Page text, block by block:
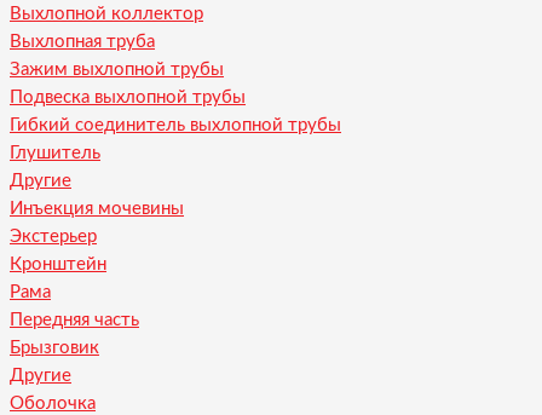
Выхлопной коллектор
Выхлопная труба
Зажим выхлопной трубы
Подвеска выхлопной трубы
Гибкий соединитель выхлопной трубы
Глушитель
Другие
Инъекция мочевины
Экстерьер
Кронштейн
Рама
Передняя часть
Брызговик
Другие
Оболочка